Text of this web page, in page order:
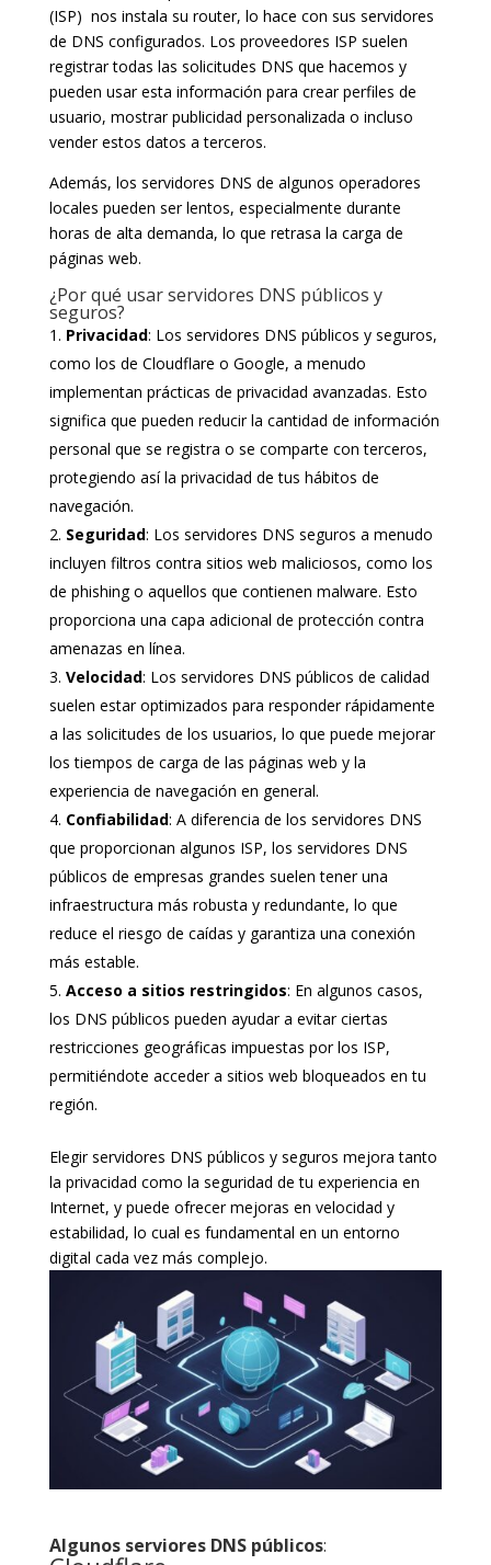
(ISP) nos instala su router, lo hace con sus servidores
de DNS configurados. Los proveedores ISP suelen
registrar todas las solicitudes DNS que hacemos y
pueden usar esta información para crear perfiles de
usuario, mostrar publicidad personalizada o incluso
vender estos datos a terceros.
Además, los servidores DNS de algunos operadores
locales pueden ser lentos, especialmente durante
horas de alta demanda, lo que retrasa la carga de
páginas web.
¿Por qué usar servidores DNS públicos y
seguros?
Privacidad: Los servidores DNS públicos y seguros,
como los de Cloudflare o Google, a menudo
implementan prácticas de privacidad avanzadas. Esto
significa que pueden reducir la cantidad de información
personal que se registra o se comparte con terceros,
protegiendo así la privacidad de tus hábitos de
navegación.
Seguridad: Los servidores DNS seguros a menudo
incluyen filtros contra sitios web maliciosos, como los
de phishing o aquellos que contienen malware. Esto
proporciona una capa adicional de protección contra
amenazas en línea.
Velocidad: Los servidores DNS públicos de calidad
suelen estar optimizados para responder rápidamente
a las solicitudes de los usuarios, lo que puede mejorar
los tiempos de carga de las páginas web y la
experiencia de navegación en general.
Confiabilidad: A diferencia de los servidores DNS
que proporcionan algunos ISP, los servidores DNS
públicos de empresas grandes suelen tener una
infraestructura más robusta y redundante, lo que
reduce el riesgo de caídas y garantiza una conexión
más estable.
Acceso a sitios restringidos: En algunos casos,
los DNS públicos pueden ayudar a evitar ciertas
restricciones geográficas impuestas por los ISP,
permitiéndote acceder a sitios web bloqueados en tu
región.
Elegir servidores DNS públicos y seguros mejora tanto
la privacidad como la seguridad de tu experiencia en
Internet, y puede ofrecer mejoras en velocidad y
estabilidad, lo cual es fundamental en un entorno
digital cada vez más complejo.
Algunos serviores DNS públicos: